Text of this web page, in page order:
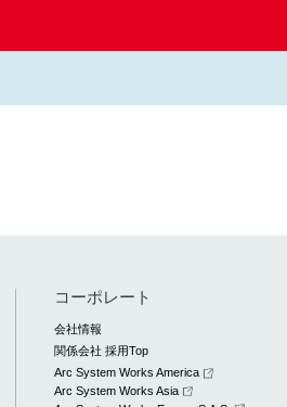
コーポレート
会社情報
関係会社 採用Top
Arc System Works America
Arc System Works Asia